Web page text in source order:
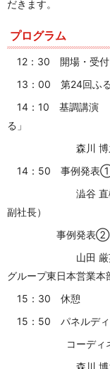
だきます。
プログラム
12：30 開場・受付
13：00 第24回ふる
14：10 基調講演 「
る」
森川
14：50 事例発表
澁谷
副社長）
事例発表②
山田
グループ東日本営業本
15：30 休憩
15：50 パネルディ
コーディネ